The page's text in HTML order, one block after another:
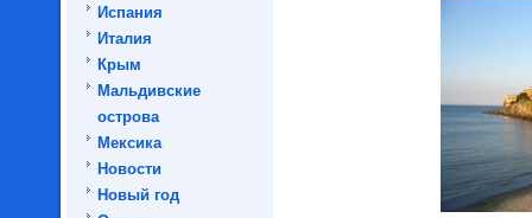
Испания
Италия
Крым
Мальдивские
острова
Мексика
Новости
Новый год